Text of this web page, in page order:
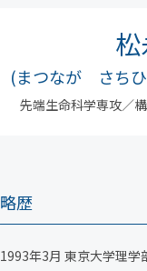
(まつなが さちひ
先端生命科学専攻／
略歴
1993年3月 東京大学理学